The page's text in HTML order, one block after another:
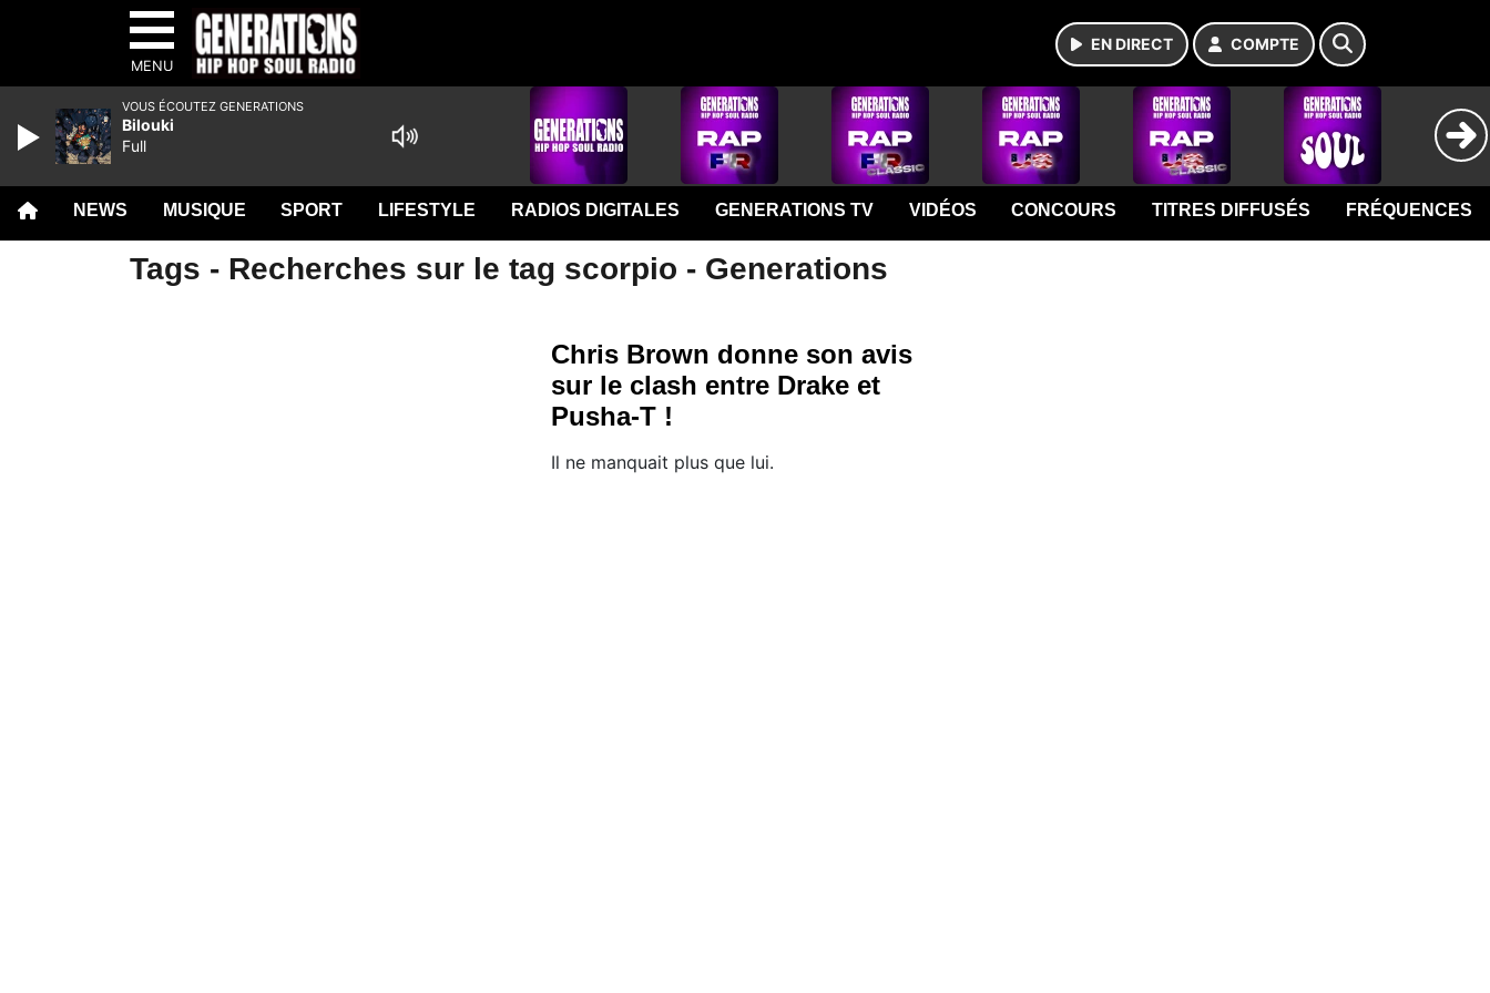
MENU
EN DIRECT COMPTE
NEWS MUSIQUE SPORT LIFESTYLE RADIOS DIGITALES GENERATIONS TV VIDÉOS CONCOURS TITRES DIFFUSÉS FRÉQUENCES
Tags - Recherches sur le tag scorpio - Generations
Chris Brown donne son avis
sur le clash entre Drake et
Pusha-T !
Il ne manquait plus que lui.
VOUS ÉCOUTEZ GENERATIONS
Bilouki
Full